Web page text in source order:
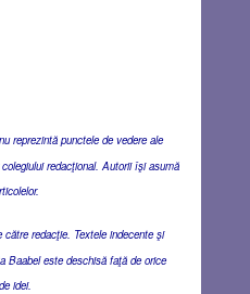
reprezintă punctele de vedere ale
redacţional. Autorii îşi asumă
redacţie. Textele indecente şi
Baabel este deschisă faţă de orice
idei.